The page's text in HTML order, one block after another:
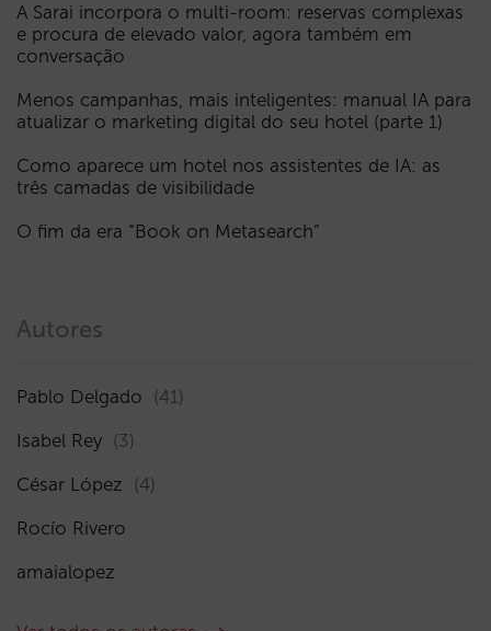
A Sarai incorpora o multi-room: reservas complexas
e procura de elevado valor, agora também em
conversação
Menos campanhas, mais inteligentes: manual IA para
atualizar o marketing digital do seu hotel (parte 1)
Como aparece um hotel nos assistentes de IA: as
três camadas de visibilidade
O fim da era “Book on Metasearch”
Autores
Pablo Delgado (41)
Isabel Rey (3)
César López (4)
Rocío Rivero
amaialopez